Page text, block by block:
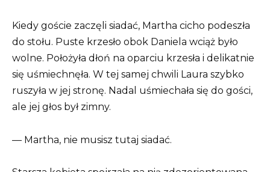
Kiedy goście zaczęli siadać, Martha cicho podeszła
do stołu. Puste krzesło obok Daniela wciąż było
wolne. Położyła dłoń na oparciu krzesła i delikatnie
się uśmiechnęła. W tej samej chwili Laura szybko
ruszyła w jej stronę. Nadal uśmiechała się do gości,
ale jej głos był zimny.
— Martha, nie musisz tutaj siadać.